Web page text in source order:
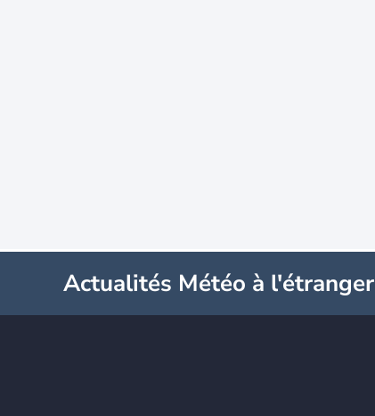
Actualités Météo à l'étranger